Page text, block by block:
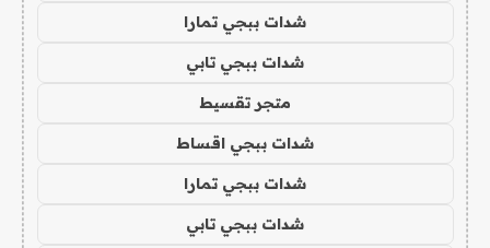
شدات ببجي تمارا
شدات ببجي تابي
متجر تقسيط
شدات ببجي اقساط
شدات ببجي تمارا
شدات ببجي تابي